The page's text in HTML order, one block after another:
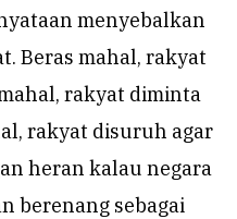
menyebalkan
Beras mahal, rakyat
rakyat diminta
rakyat disuruh agar
heran kalau negara
berenang sebagai